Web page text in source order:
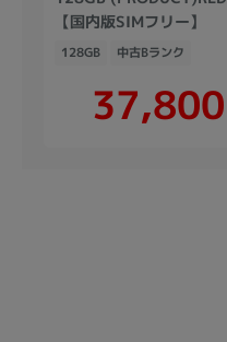
【国内版SIMフリー】
128GB 中古Bランク
37,800